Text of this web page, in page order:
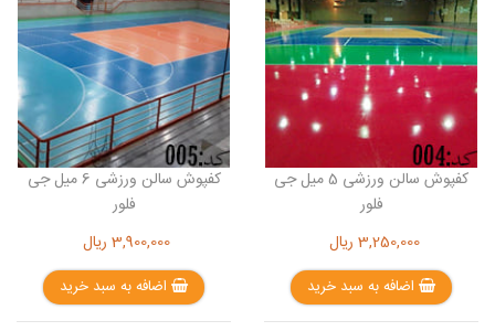
کفپوش سالن ورزشی 5 میل جی
فلور
3,250,000 ریال
اضافه به سبد خرید
کفپوش سالن ورزشی 6 میل جی
فلور
3,900,000 ریال
اضافه به سبد خرید